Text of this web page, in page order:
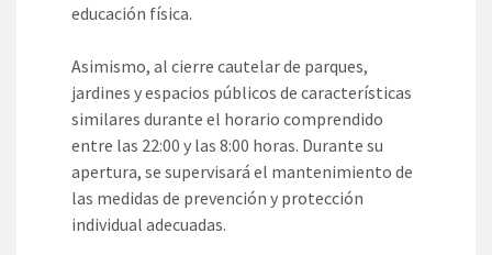
educación física.
Asimismo, al cierre cautelar de parques,
jardines y espacios públicos de características
similares durante el horario comprendido
entre las 22:00 y las 8:00 horas. Durante su
apertura, se supervisará el mantenimiento de
las medidas de prevención y protección
individual adecuadas.